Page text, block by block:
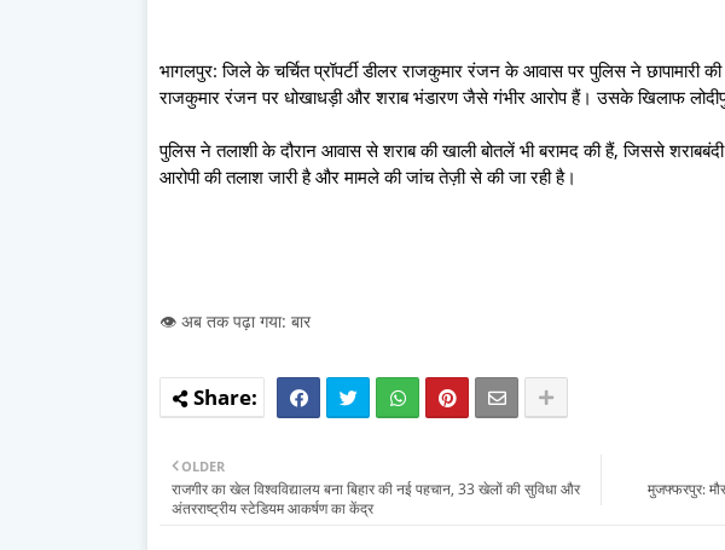
भागलपुर: जिले के चर्चित प्रॉपर्टी डीलर राजकुमार रंजन के आवास पर पुलिस ने छापामारी
राजकुमार रंजन पर धोखाधड़ी और शराब भंडारण जैसे गंभीर आरोप हैं। उसके खिलाफ
पुलिस ने तलाशी के दौरान आवास से शराब की खाली बोतलें भी बरामद की हैं, जिससे
आरोपी की तलाश जारी है और मामले की जांच तेज़ी से की जा रही है।
👁️ अब तक पढ़ा गया: बार
मुजफ्फरपुर:
OLDER
राजगीर का खेल विश्वविद्यालय बना बिहार की नई पहचान, 33 खेलों की सुविधा और
अंतरराष्ट्रीय स्टेडियम आकर्षण का केंद्र